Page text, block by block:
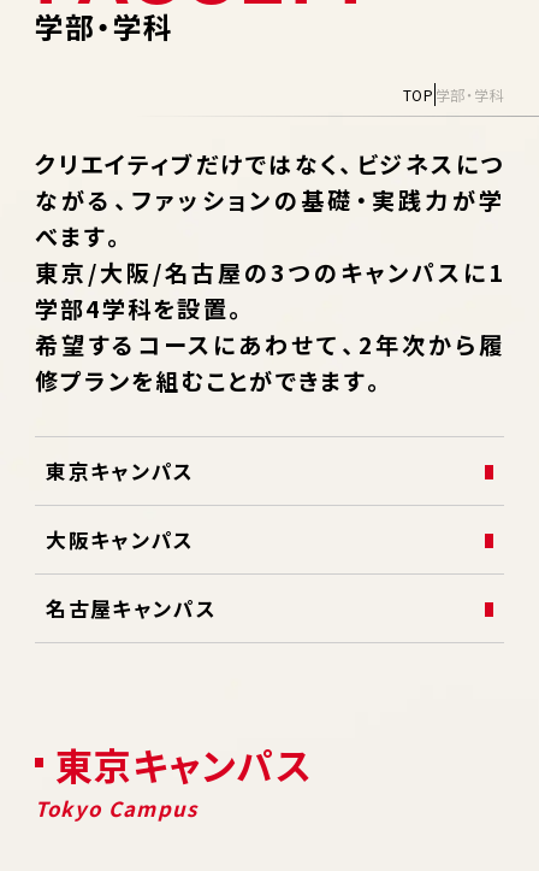
学部・学科
TOP 学部・学科
クリエイティブだけではなく、ビジネスにつ
ながる、ファッションの基礎・実践力が学
べます。
東京/大阪/名古屋の3つのキャンパスに1
学部4学科を設置。
希望するコースにあわせて、2年次から履
修プランを組むことができます。
東京キャンパス
大阪キャンパス
名古屋キャンパス
東京キャンパス
Tokyo Campus